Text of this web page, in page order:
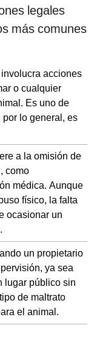
legales
más comunes
acciones
o cualquier
Es uno de
lo general, es
a la omisión de
como
médica. Aunque
físico, la falta
ocasionar un
un propietario
ya sea
lugar público sin
de maltrato
el animal.